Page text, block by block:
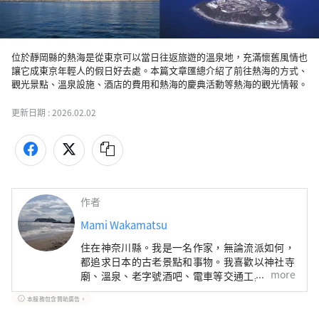
位於靜岡縣的熱海是從東京可以當日往返旅遊的溫泉地，充滿懷舊風情也
讓它成東京年輕人的假日好去處。本篇文章匯總介紹了前往熱海的方式、
更新日期 :2026.02.02
作者
Mami Wakamatsu
住在神奈川縣。我是一名作家，無論流派如何，
都追求日本的古老景點和事物。我喜歡以神社寺
廟、溫泉、老字號酒吧、電車等交通工具等為主
題的旅行。除了旅行之外，我的興趣包括喝酒、
看相撲、藝術和閱讀。
more
本服務包含贊助廣告。